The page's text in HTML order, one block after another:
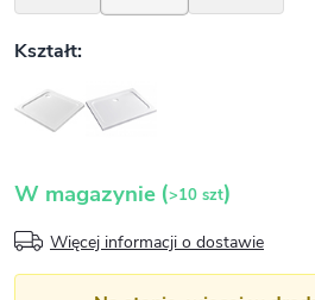
W magazynie (>10 szt)
Więcej informacji o dostawie